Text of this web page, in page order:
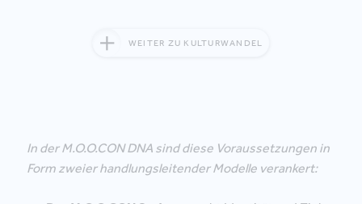
WEITER ZU KULTURWANDEL
In der M.O.O.CON DNA sind diese Voraussetzungen in
Form zweier handlungsleitender Modelle verankert: